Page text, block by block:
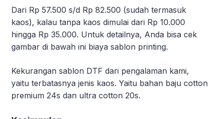
Dari Rp 57.500 s/d Rp 82.500 (sudah termasuk
kaos), kalau tanpa kaos dimulai dari Rp 10.000
hingga Rp 35.000. Untuk detailnya, Anda bisa cek
gambar di bawah ini biaya sablon printing.
Kekurangan sablon DTF dari pengalaman kami,
yaitu terbatasnya jenis kaos. Yaitu bahan baju cotton
premium 24s dan ultra cotton 20s.